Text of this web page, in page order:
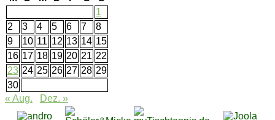
1
2
3 4 5 6 7
8
9
10 11 12 13 14 15
16 17 18 19 20 21 22
23 24 25 26 27 28 29
30
« Aug.
Dez. »